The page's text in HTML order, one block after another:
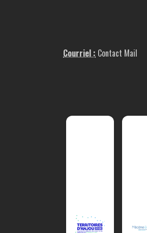
Courriel : Contact Mail